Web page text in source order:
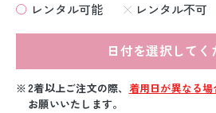
レンタル可能 レンタル不可
日付を選択してく
2着以上ご注文の際、 着用日が異なる
お願いいたします。